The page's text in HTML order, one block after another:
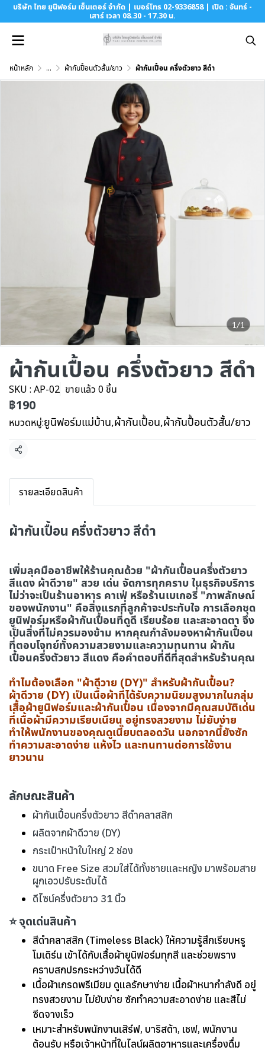
บริษัท ไทย ยูนิฟอร์ม เซ็นเตอร์ จำกัด | เบอร์โทร 02-9336858 | เปิด : จันทร์ -
เสาร์ เวลา 08.30 - 17.30 น.
หน้าหลัก ... ผ้ากันปื้อนตัวสั้น/ยาว ผ้ากันเปื้อน ครึ่งตัวยาว สีดำ
1/1
ผ้ากันเปื้อน ครึ่งตัวยาว สีดำ
SKU : AP-02 ขายแล้ว 0 ชิ้น
฿190
หมวดหมู่:ยูนิฟอร์มแม่บ้าน,ผ้ากันเปื้อน,ผ้ากันปื้อนตัวสั้น/ยาว
แชร์
รายละเอียดสินค้า
ผ้ากันเปื้อน ครึ่งตัวยาว สีดำ
เพิ่มลุคมืออาชีพให้ร้านคุณด้วย "ผ้ากันเปื้อนครึ่งตัวยาว
สีแดง ผ้าดีวาย" สวย เด่น จัดการทุกคราบ ในธุรกิจบริการ
ไม่ว่าจะเป็นร้านอาหาร คาเฟ่ หรือร้านเบเกอรี่ "ภาพลักษณ์
ของพนักงาน" คือสิ่งแรกที่ลูกค้าจะประทับใจ การเลือกชุด
ยูนิฟอร์มหรือผ้ากันเปื้อนที่ดูดี เรียบร้อย และสะอาดตา จึง
เป็นสิ่งที่ไม่ควรมองข้าม หากคุณกำลังมองหาผ้ากันเปื้อน
ที่ตอบโจทย์ทั้งความสวยงามและความทนทาน ผ้ากัน
เปื้อนครึ่งตัวยาว สีแดง คือคำตอบที่ดีที่สุดสำหรับร้านคุณ
ทำไมต้องเลือก "ผ้าดีวาย (DY)" สำหรับผ้ากันเปื้อน?
ผ้าดีวาย (DY) เป็นเนื้อผ้าที่ได้รับความนิยมสูงมากในกลุ่ม
เสื้อผ้ายูนิฟอร์มและผ้ากันเปื้อน เนื่องจากมีคุณสมบัติเด่น
ที่เนื้อผ้ามีความเรียบเนียน อยู่ทรงสวยงาม ไม่ยับง่าย
ทำให้พนักงานของคุณดูเนี๊ยบตลอดวัน นอกจากนี้ยังซัก
ทำความสะอาดง่าย แห้งไว และทนทานต่อการใช้งาน
ยาวนาน
ลักษณะสินค้า
ผ้ากันเปื้อนครึ่งตัวยาว สีดำคลาสสิก
ผลิตจากผ้าดีวาย (DY)
กระเป๋าหน้าใบใหญ่ 2 ช่อง
ขนาด Free Size สวมใส่ได้ทั้งชายและหญิง มาพร้อมสาย
ผูกเอวปรับระดับได้
ดีไซน์ครึ่งตัวยาว 31 นิ้ว
⭐ จุดเด่นสินค้า
สีดำคลาสสิก (Timeless Black) ให้ความรู้สึกเรียบหรู
โมเดิร์น เข้าได้กับเสื้อผ้ายูนิฟอร์มทุกสี และช่วยพราง
คราบสกปรกระหว่างวันได้ดี
เนื้อผ้าเกรดพรีเมียม ดูแลรักษาง่าย เนื้อผ้าหนากำลังดี อยู่
ทรงสวยงาม ไม่ยับง่าย ซักทำความสะอาดง่าย และสีไม่
ซีดจางเร็ว
เหมาะสำหรับพนักงานเสิร์ฟ, บาริสต้า, เชฟ, พนักงาน
ต้อนรับ หรือเจ้าหน้าที่ในไลน์ผลิตอาหารและเครื่องดื่ม